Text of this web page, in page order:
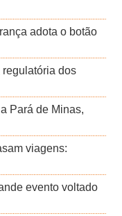
adota o botão
dos
Pará de Minas,
viagens:
evento voltado